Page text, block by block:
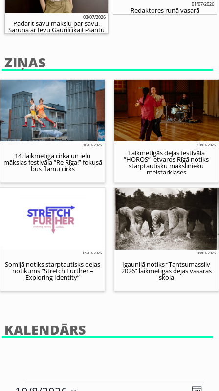
03/07/2026
Padarīt savu mākslu par savu.
Saruna ar Ievu Gaurilčikaiti-Santu
01/07/2026
Redaktores runā vasarā
ZIŅAS
10/07/2026
14. laikmetīgā cirka un ielu
mākslas festivāla “Re Rīga!” fokusā
būs flāmu cirks
10/07/2026
Laikmetīgās dejas festivāla
“HOROS” ietvaros Rīgā notiks
starptautisku mākslinieku
meistarklases
09/07/2026
Somijā notiks starptautisks dejas
notikums “Stretch Further –
Exploring Identity”
08/07/2026
Igaunijā notiks “Tantsumassiiv
2026” laikmetīgās dejas vasaras
skola
KALENDĀRS